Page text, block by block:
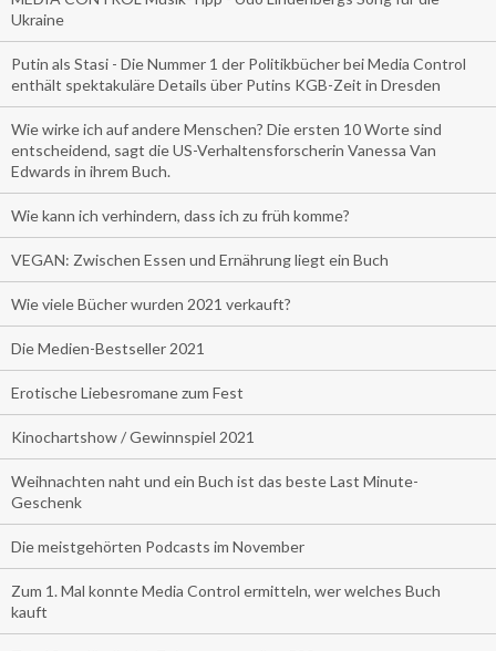
Ukraine
Putin als Stasi - Die Nummer 1 der Politikbücher bei Media Control
enthält spektakuläre Details über Putins KGB-Zeit in Dresden
Wie wirke ich auf andere Menschen? Die ersten 10 Worte sind
entscheidend, sagt die US-Verhaltensforscherin Vanessa Van
Edwards in ihrem Buch.
Wie kann ich verhindern, dass ich zu früh komme?
VEGAN: Zwischen Essen und Ernährung liegt ein Buch
Wie viele Bücher wurden 2021 verkauft?
Die Medien-Bestseller 2021
Erotische Liebesromane zum Fest
Kinochartshow / Gewinnspiel 2021
Weihnachten naht und ein Buch ist das beste Last Minute-
Geschenk
Die meistgehörten Podcasts im November
Zum 1. Mal konnte Media Control ermitteln, wer welches Buch
kauft